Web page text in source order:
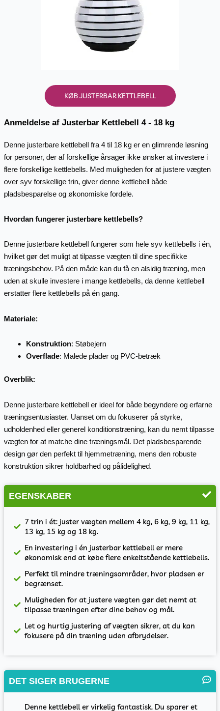
KØB JUSTERBAR KETTLEBELL
Anmeldelse af Justerbar Kettlebell 4 - 18 kg
Denne justerbare kettlebell fra 4 til 18 kg er en glimrende løsning
for personer, der af forskellige årsager ikke ønsker at investere i
flere forskellige kettlebells. Med muligheden for at justere vægten
over syv forskellige trin, giver denne kettlebell både
pladsbesparelse og økonomiske fordele.
Hvordan fungerer justerbare kettlebells?
Denne justerbare kettlebell fungerer som hele syv kettlebells i én,
hvilket gør det muligt at tilpasse vægten til dine specifikke
træningsbehov. På den måde kan du få en alsidig træning, men
uden at skulle investere i mange kettlebells, da denne kettlebell
erstatter flere kettlebells på én gang.
Materiale:
Konstruktion: Støbejern
Overflade: Malede plader og PVC-betræk
Overblik:
Denne justerbare kettlebell er ideel for både begyndere og erfarne
træningsentusiaster. Uanset om du fokuserer på styrke,
udholdenhed eller generel konditionstræning, kan du nemt tilpasse
vægten for at matche dine træningsmål. Det pladsbesparende
design gør den perfekt til hjemmetræning, mens den robuste
konstruktion sikrer holdbarhed og pålidelighed.
EGENSKABER
7 trin i ét: juster vægten mellem 4 kg, 6 kg, 9 kg, 11 kg,
13 kg, 15 kg og 18 kg.
En investering i én justerbar kettlebell er mere
økonomisk end at købe flere enkeltstående kettlebells.
Perfekt til mindre træningsområder, hvor pladsen er
begrænset.
Muligheden for at justere vægten gør det nemt at
tilpasse træningen efter dine behov og mål.
Let og hurtig justering af vægten sikrer, at du kan
fokusere på din træning uden afbrydelser.
DET SIGER BRUGERNE
Denne kettlebell er virkelig fantastisk. Du sparer et